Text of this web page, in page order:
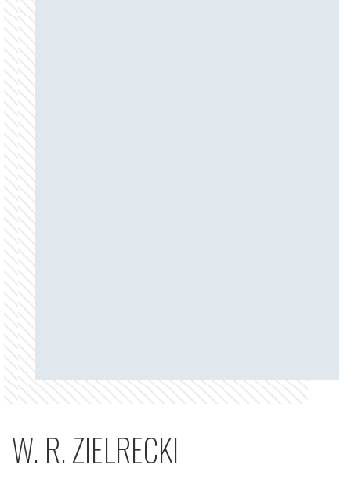
W. R. ZIELRECKI